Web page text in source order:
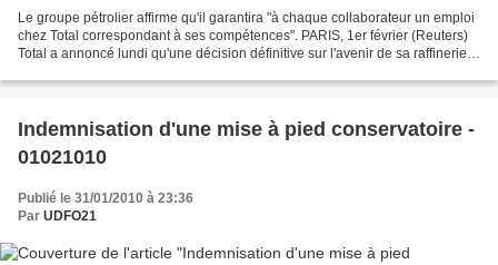
Le groupe pétrolier affirme qu'il garantira "à chaque collaborateur un emploi
chez Total correspondant à ses compétences". PARIS, 1er février (Reuters)
Total a annoncé lundi qu'une décision définitive sur l'avenir de sa raffinerie
Indemnisation d'une mise à pied conservatoire -
01021010
Publié le 31/01/2010 à 23:36
Par UDFO21